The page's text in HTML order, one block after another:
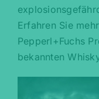
Erfahren Sie
Pepperl+Fuchs
bekannten